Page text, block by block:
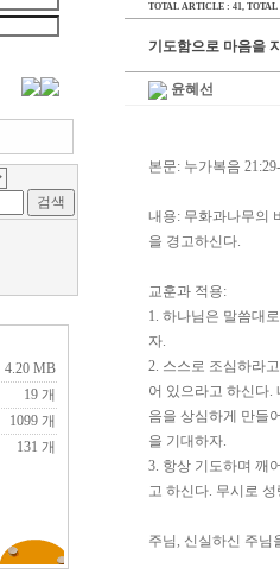
4.20 MB
19 개
1099 개
131 개
TOTAL ARTICLE : 41, TOTAL
기도함으로 마음을
윤혜선
본문: 누가복음
내용: 무화과나무의
을 경고하신다.
교훈과 적용:
1. 하나님은 말씀대
자.
2. 스스로 조심하라
어 있으라고 하신다.
음을 상심하게 만들
을 기대하자.
3. 항상 기도하며 깨
고 하신다. 무시로
주님, 신실하신 주님